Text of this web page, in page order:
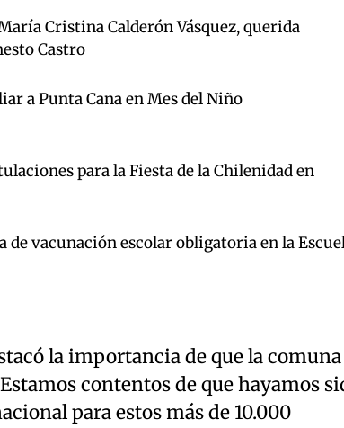
Cristina Calderón Vásquez, querida
Castro
a Punta Cana en Mes del Niño
para la Fiesta de la Chilenidad en
vacunación escolar obligatoria en la
la importancia de que la comuna
contentos de que hayamos
para estos más de 10.000